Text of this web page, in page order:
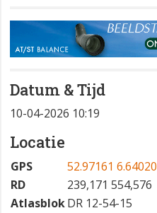
Datum & Tijd
10-04-2026 10:19
Locatie
GPS
52.97161 6.64020
RD
239,171 554,576
AtlasblokDR 12-54-15